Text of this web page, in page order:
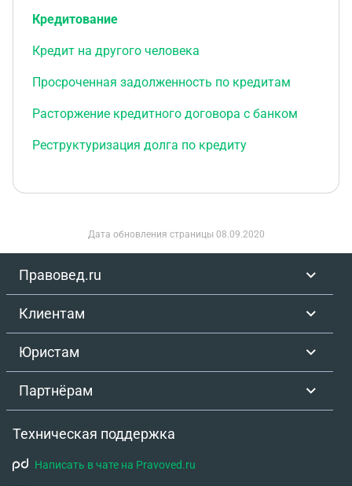
Кредитование
Кредит на другого человека
Просроченная задолженность по кредитам
Расторжение кредитного договора с банком
Реструктуризация долга по кредиту
Дата обновления страницы 08.09.2020
Правовед.ru
Клиентам
Юристам
Партнёрам
Техническая поддержка
Написать в чате на Pravoved.ru